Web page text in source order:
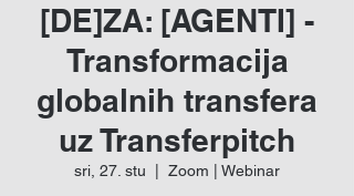
[DE]ZA: [AGENTI] -
Transformacija
globalnih transfera
uz Transferpitch
sri, 27. stu Zoom | Webinar